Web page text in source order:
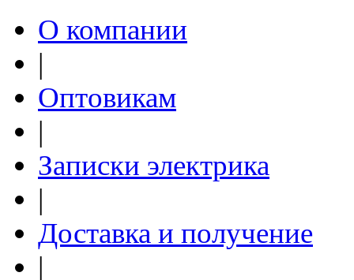
О компании
|
Оптовикам
|
Записки электрика
|
Доставка и получение
|